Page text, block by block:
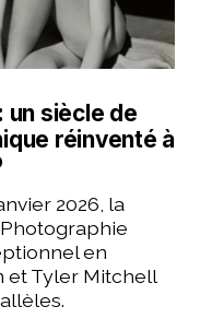
un siècle de
réinventé à
2026, la
en
et Tyler Mitchell